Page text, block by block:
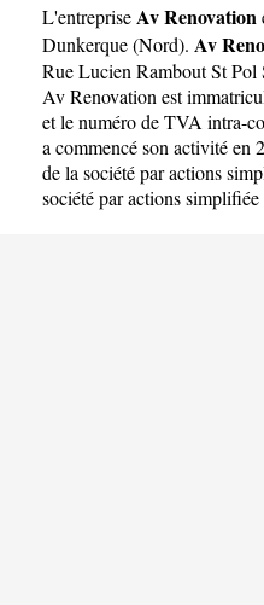
L'entrepriseAv Renovation
Dunkerque(Nord). Av
Rue Lucien Rambout St
Av Renovation est
et le numéro de TVA intra-
a commencé son activité en
de la société par actions
société par actions